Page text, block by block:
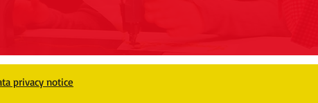
privacy notice